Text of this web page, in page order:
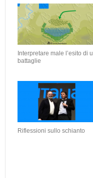
Interpretare male l’esito di
battaglie
Riflessioni sullo schianto